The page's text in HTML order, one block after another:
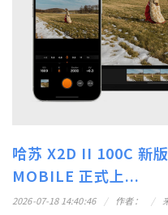
哈苏 X2D II 100C 新
MOBILE 正式上...
2026-07-18 14:40:46 作者：